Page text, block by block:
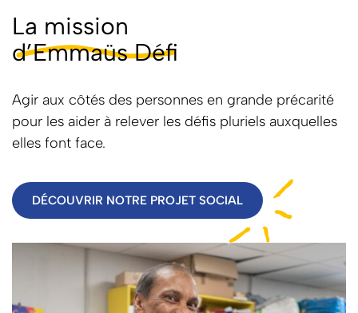
La mission
d’Emmaüs Défi
Agir aux côtés des personnes en grande précarité
pour les aider à relever les défis pluriels auxquelles
elles font face.
DÉCOUVRIR NOTRE PROJET SOCIAL